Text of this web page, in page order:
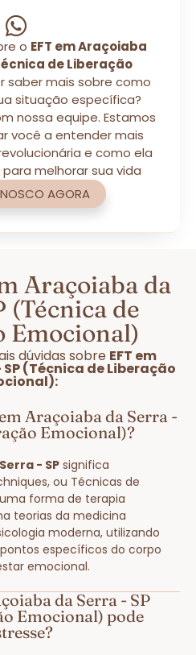
o EFT em Araçoiaba
de Liberação
saber mais sobre como
situação específica?
nossa equipe. Estamos
você a entender mais
e como ela
melhorar sua vida
AGORA
Araçoiaba da
(Técnica de
Emocional)
dúvidas sobre EFT em
(Técnica de Liberação
Araçoiaba da Serra -
Emocional)?
- SP significa
ou Técnicas de
forma de terapia
teorias da medicina
moderna, utilizando
específicos do corpo
emocional.
da Serra - SP
Emocional) pode